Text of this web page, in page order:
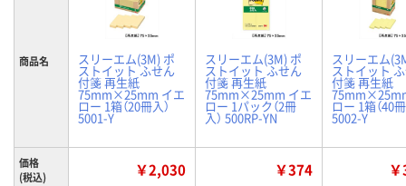
商品名 スリーエム(3M) ポ
ストイット ふせん
付箋 再生紙
75mm×25mm イエ
ロー 1箱（20冊入）
5001-Y
スリーエム(3M) ポ
ストイット ふせん
付箋 再生紙
75mm×25mm イエ
ロー 1パック（2冊
入） 500RP-YN
スリーエム
ストイット
付箋 再生紙
ロー 1箱（40
5002-Y
価格
(税込)
￥2,030 ￥374